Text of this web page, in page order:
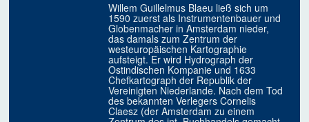
Willem Guillelmus Blaeu ließ sich um
1590 zuerst als Instrumentenbauer und
Globenmacher in Amsterdam nieder,
das damals zum Zentrum der
westeuropäischen Kartographie
aufsteigt. Er wird Hydrograph der
Ostindischen Kompanie und 1633
Chefkartograph der Republik der
Vereinigten Niederlande. Nach dem Tod
des bekannten Verlegers Cornelis
Claesz (der Amsterdam zu einem